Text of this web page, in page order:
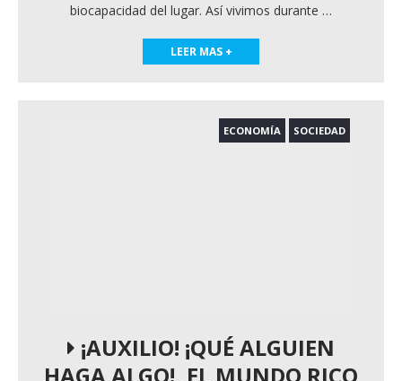
biocapacidad del lugar. Así vivimos durante …
LEER MAS +
ECONOMÍA SOCIEDAD
¡AUXILIO! ¡QUÉ ALGUIEN